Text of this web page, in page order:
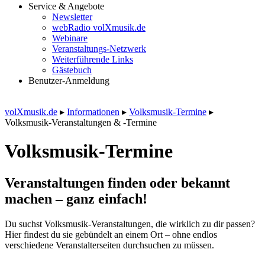
Service & Angebote
Newsletter
webRadio volXmusik.de
Webinare
Veranstaltungs-Netzwerk
Weiterführende Links
Gästebuch
Benutzer-Anmeldung
volXmusik.de ▸ Informationen ▸ Volksmusik-Termine ▸
Volksmusik-Veranstaltungen & -Termine
Volksmusik-Termine
Veranstaltungen finden oder bekannt
machen – ganz einfach!
Du suchst Volksmusik-Veranstaltungen, die wirklich zu dir passen?
Hier findest du sie gebündelt an einem Ort – ohne endlos
verschiedene Veranstalterseiten durchsuchen zu müssen.